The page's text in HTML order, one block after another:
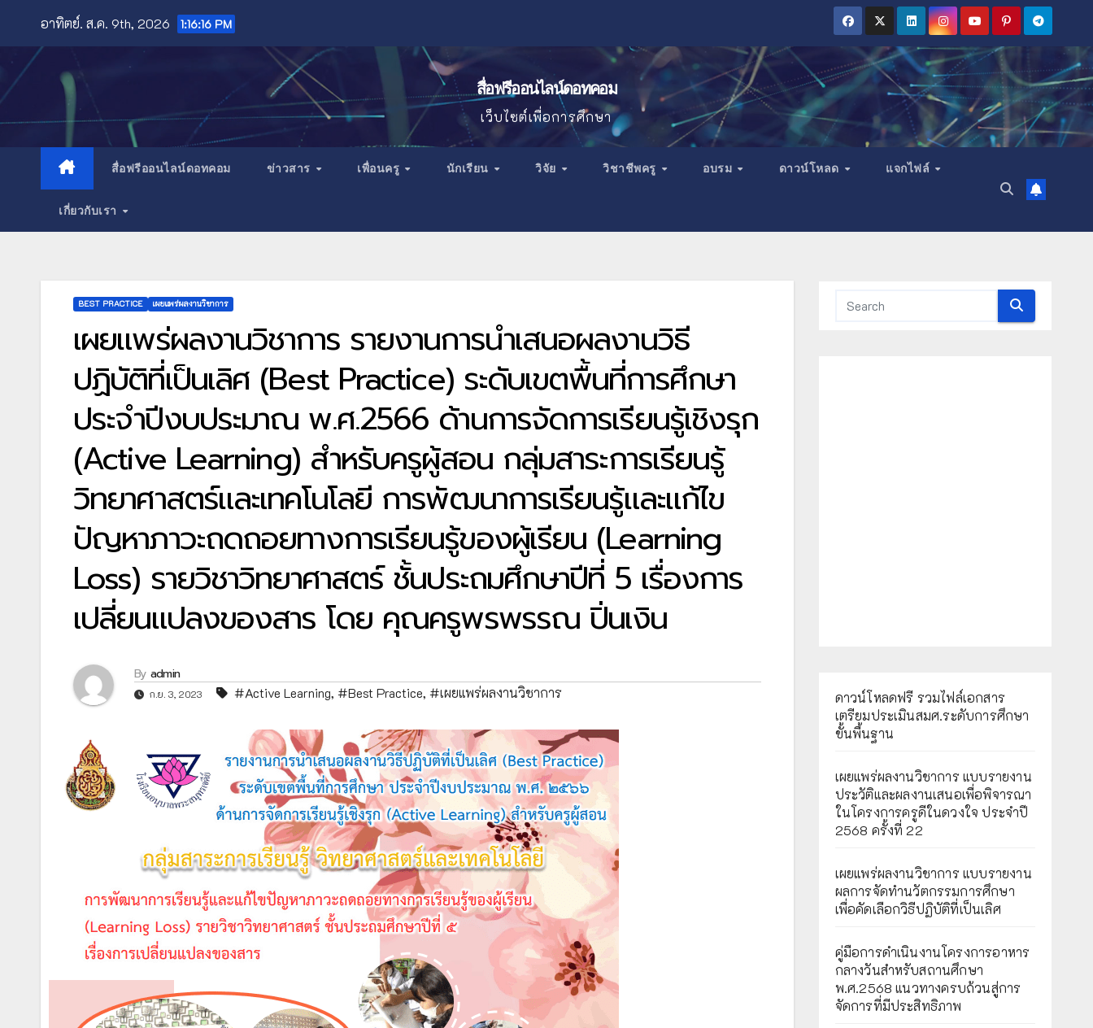
content
อาทิตย์. ส.ค. 9th, 2026 1:16:18 PM
สื่อฟรีออนไลน์ดอทคอม
เว็บไซต์เพื่อการศึกษา
สื่อฟรีออนไลน์ดอทคอม ข่าวสาร เพื่อนครู นักเรียน วิจัย วิชาชีพครู อบรม ดาวน์โหลด แจกไฟล์
เกี่ยวกับเรา
BEST PRACTICE เผยแพร่ผลงานวิชาการ
เผยแพร่ผลงานวิชาการ รายงานการนำเสนอผลงานวิธี
ปฏิบัติที่เป็นเลิศ (Best Practice) ระดับเขตพื้นที่การศึกษา
ประจำปีงบประมาณ พ.ศ.2566 ด้านการจัดการเรียนรู้เชิงรุก
(Active Learning) สำหรับครูผู้สอน กลุ่มสาระการเรียนรู้
วิทยาศาสตร์และเทคโนโลยี การพัฒนาการเรียนรู้และแก้ไข
ปัญหาภาวะถดถอยทางการเรียนรู้ของผู้เรียน (Learning
Loss) รายวิชาวิทยาศาสตร์ ชั้นประถมศึกษาปีที่ 5 เรื่องการ
เปลี่ยนแปลงของสาร โดย คุณครูพรพรรณ ปิ่นเงิน
By admin
ก.ย. 3, 2023 #Active Learning, #Best Practice, #เผยแพร่ผลงานวิชาการ
ดาวน์โหลดฟรี รวมไฟล์เอกสาร
เตรียมประเมินสมศ.ระดับการศึกษา
ขั้นพื้นฐาน
เผยแพร่ผลงานวิชาการ แบบรายงาน
ประวัติและผลงานเสนอเพื่อพิจารณา
ในโครงการครูดีในดวงใจ ประจำปี
2568 ครั้งที่ 22
เผยแพร่ผลงานวิชาการ แบบรายงาน
ผลการจัดทำนวัตกรรมการศึกษา
เพื่อคัดเลือกวิธีปฏิบัติที่เป็นเลิศ
คู่มือการดำเนินงานโครงการอาหาร
กลางวันสำหรับสถานศึกษา
พ.ศ.2568 แนวทางครบถ้วนสู่การ
จัดการที่มีประสิทธิภาพ